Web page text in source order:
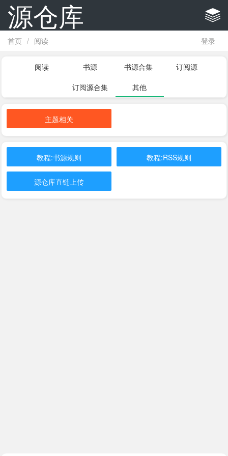
源仓库
首页 / 阅读 登录
阅读 书源 书源合集
订阅源
订阅源合集
其他
主题相关
教程:书源规则 教程:RSS规则
源仓库直链上传